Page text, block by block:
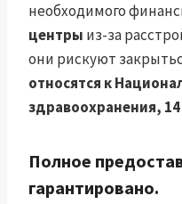
необходимого
центры из-за
они рискуют
относятся к
здравоохранения,
Полное
гарантировано.